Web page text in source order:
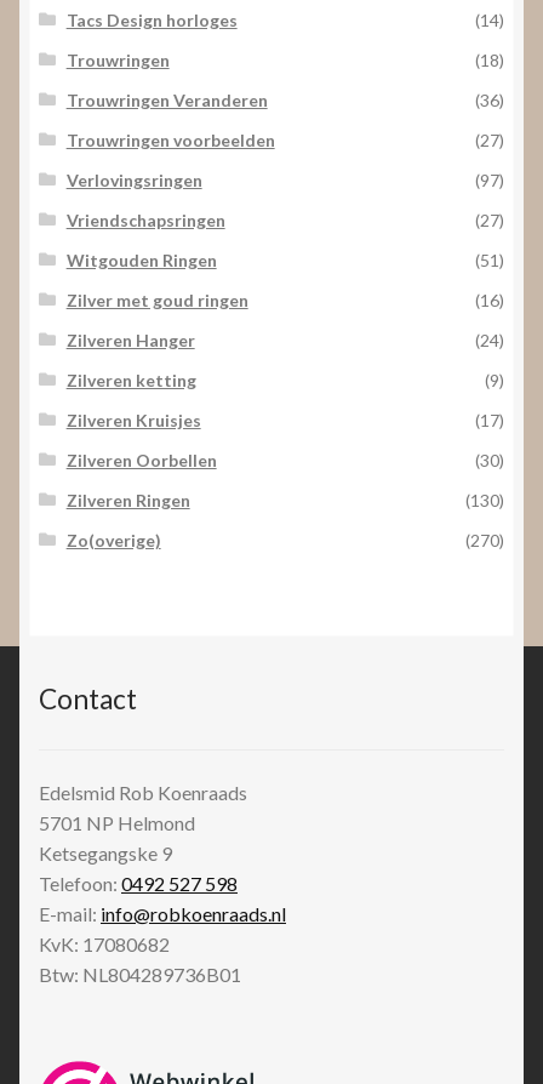
Tacs Design horloges
(14)
Trouwringen
(18)
Trouwringen Veranderen
(36)
Trouwringen voorbeelden
(27)
Verlovingsringen
(97)
Vriendschapsringen
(27)
Witgouden Ringen
(51)
Zilver met goud ringen
(16)
Zilveren Hanger
(24)
Zilveren ketting
(9)
Zilveren Kruisjes
(17)
Zilveren Oorbellen
(30)
Zilveren Ringen
(130)
Zo(overige)
(270)
Contact
Edelsmid Rob Koenraads
5701 NP Helmond
Ketsegangske 9
Telefoon: 0492 527 598
E-mail: info@robkoenraads.nl
KvK: 17080682
Btw: NL804289736B01